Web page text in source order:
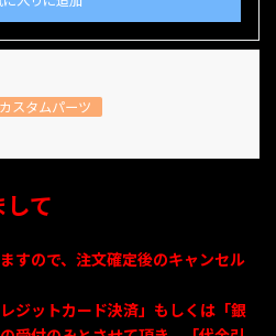
スタムパーツ
て
すので、注文確定後のキャンセル
ジットカード決済」もしくは「銀